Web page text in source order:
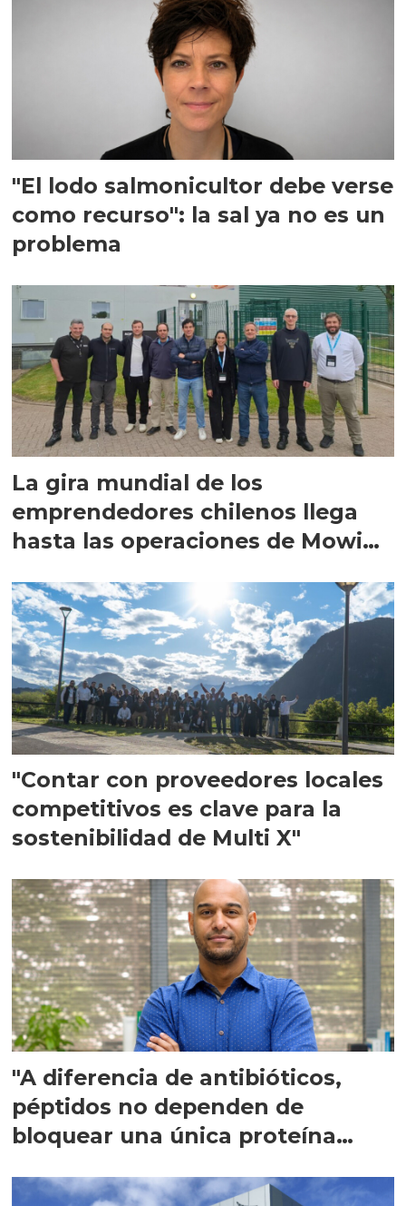
"El lodo salmonicultor debe verse
como recurso": la sal ya no es un
problema
La gira mundial de los
emprendedores chilenos llega
hasta las operaciones de Mowi
"Contar con proveedores locales
competitivos es clave para la
sostenibilidad de Multi X"
"A diferencia de antibióticos,
péptidos no dependen de
bloquear una única proteína